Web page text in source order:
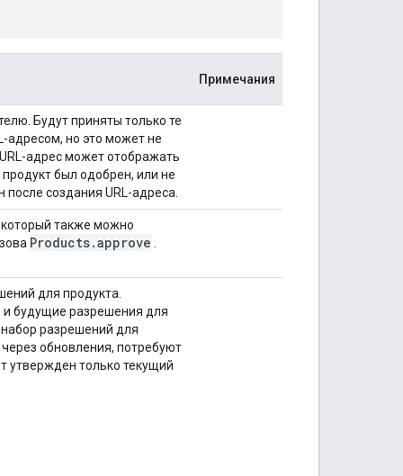
Примечания
Будут приняты только те
адресом, но это может не
адрес может отображать
был одобрен, или не
создания URL-адреса.
который также можно
Products.approve
для продукта.
и будущие разрешения для
разрешений для
обновления, потребуют
утвержден только текущий